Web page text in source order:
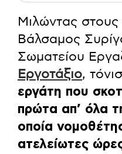
Μιλώντας
Βάλσαμος
Σωματείου
Εργοτάξιο,
εργάτη που
πρώτα απ’ όλα
οποία
ατελείωτες